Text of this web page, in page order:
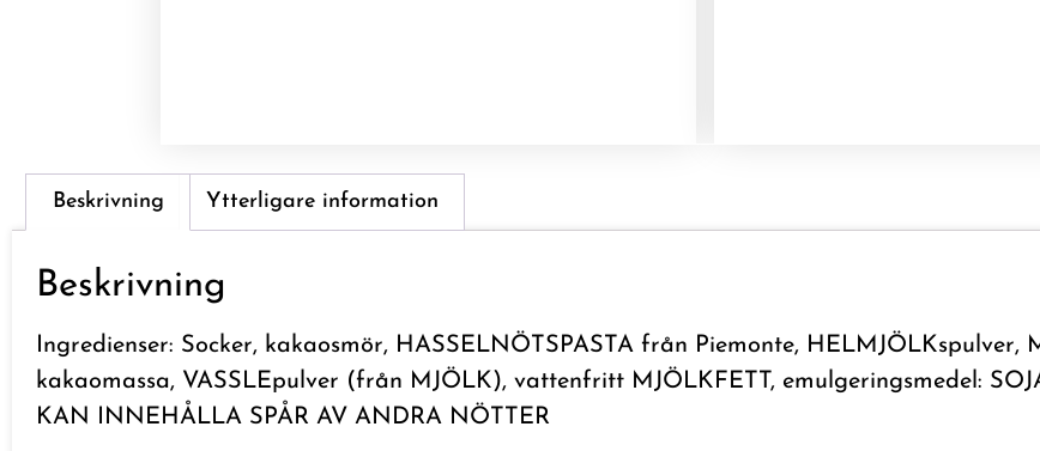
Beskrivning Ytterligare information
Beskrivning
Ingredienser: Socker, kakaosmör, HASSELNÖTSPASTA från Piemonte, HELMJÖLKspulver,
kakaomassa, VASSLEpulver (från MJÖLK), vattenfritt MJÖLKFETT, emulgeringsmedel:
KAN INNEHÅLLA SPÅR AV ANDRA NÖTTER